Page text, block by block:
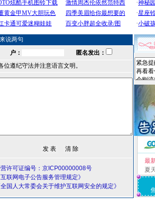
说两句
户：
匿名发出：
位遵纪守法并注意语言文明。
许可证编号：京ICP00000008号
联网电子公告服务管理规定》
国人大常委会关于维护互联网安全的规定》
最
夏